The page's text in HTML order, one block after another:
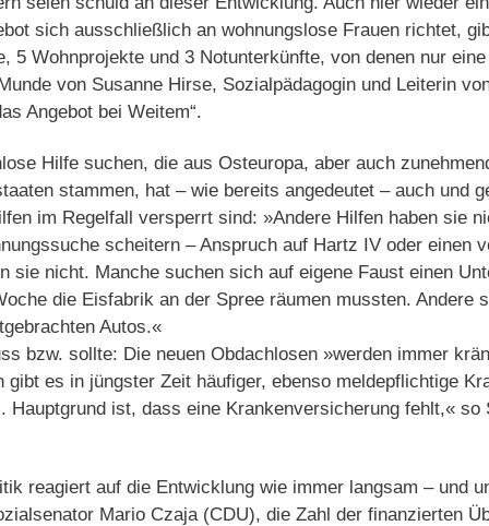
sich ausschließlich an wohnungslose Frauen richtet,
5 Wohnprojekte und 3 Notunterkünfte, von denen nur
von Susanne Hirse, Sozialpädagogin und Leiterin
Angebot bei Weitem“.
Hilfe suchen, die aus Osteuropa, aber auch
stammen, hat – wie bereits angedeutet – auch und
im Regelfall versperrt sind: »Andere Hilfen haben sie
scheitern – Anspruch auf Hartz IV oder einen
sie nicht. Manche suchen sich auf eigene Faust einen
die Eisfabrik an der Spree räumen mussten. Andere
Autos.«
bzw. sollte: Die neuen Obdachlosen »werden immer
gibt es in jüngster Zeit häufiger, ebenso meldepflichtige
Hauptgrund ist, dass eine Krankenversicherung fehlt,« so
reagiert auf die Entwicklung wie immer langsam – und
Mario Czaja (CDU), die Zahl der finanzierten